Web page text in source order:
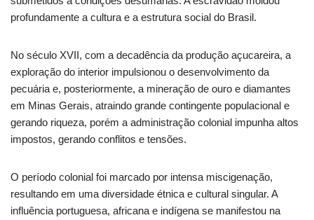
profundamente a cultura e a estrutura social do Brasil.
No século XVII, com a decadência da produção açucareira, a
exploração do interior impulsionou o desenvolvimento da
pecuária e, posteriormente, a mineração de ouro e diamantes
em Minas Gerais, atraindo grande contingente populacional e
gerando riqueza, porém a administração colonial impunha altos
impostos, gerando conflitos e tensões.
O período colonial foi marcado por intensa miscigenação,
resultando em uma diversidade étnica e cultural singular. A
influência portuguesa, africana e indígena se manifestou na